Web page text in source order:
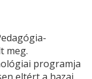
meg.
programja